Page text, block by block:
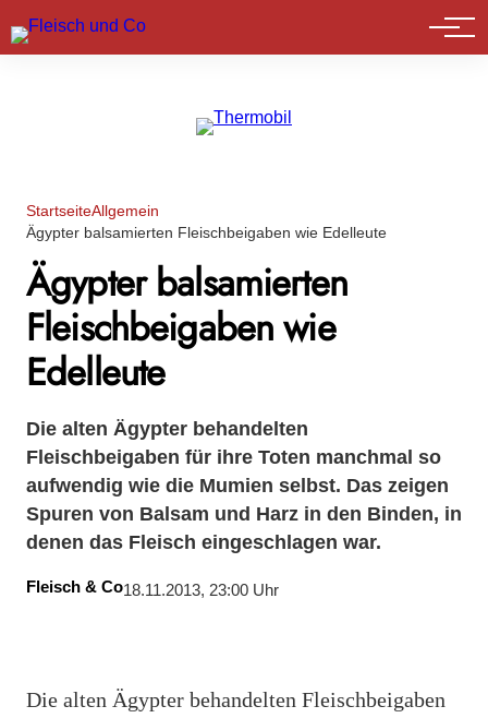
Marktführer
StartseiteAllgemein
Ägypter balsamierten Fleischbeigaben wie Edelleute
Ägypter balsamierten
Fleischbeigaben wie
Edelleute
Die alten Ägypter behandelten
Fleischbeigaben für ihre Toten manchmal so
aufwendig wie die Mumien selbst. Das zeigen
Spuren von Balsam und Harz in den Binden, in
denen das Fleisch eingeschlagen war.
Fleisch & Co18.11.2013, 23:00 Uhr
Die alten Ägypter behandelten Fleischbeigaben